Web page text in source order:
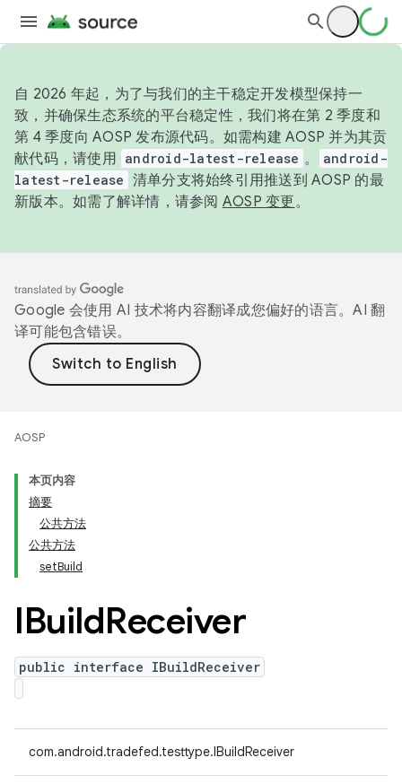
自 2026 年起，为了与我们的主干稳定开发模型保持一
致，并确保生态系统的平台稳定性，我们将在第 2 季度和
第 4 季度向 AOSP 发布源代码。如需构建 AOSP 并为其贡
献代码，请使用 android-latest-release 。
android-
latest-release 清单分支将始终引用推送到 AOSP 的最
新版本。如需了解详情，请参阅 AOSP 变更。
Google 会使用 AI 技术将内容翻译成您偏好的语言。AI 翻
译可能包含错误。
AOSP
本页内容
摘要
公共方法
公共方法
setBuild
IBuildReceiver
public interface IBuildReceiver
com.android.tradefed.testtype.IBuildReceiver